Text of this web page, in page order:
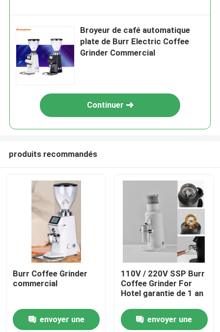
VR Show
Broyeur de café automatique
plate de Burr Electric Coffee
Grinder Commercial
Continuer
produits recommandés
Burr Coffee Grinder
commercial
envoyer une
110V / 220V SSP Burr
Coffee Grinder For
Hotel garantie de 1 an
envoyer une